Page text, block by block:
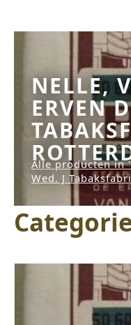
NELLE,
ERVEN
Alle producten in
Wed. J